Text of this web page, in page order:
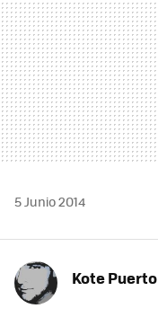
5 Junio 2014
Kote Puerto